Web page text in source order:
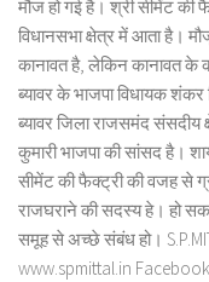
मौज हो गई है। श्री सीमेंट की
विधानसभा क्षेत्र में आता है।
कानावत है, लेकिन कानावत के
ब्यावर के भाजपा विधायक
ब्यावर जिला राजसमंद संसदीय
कुमारी भाजपा की सांसद है।
सीमेंट की फैक्ट्री की वजह से
राजघराने की सदस्य हे। हो
समूह से अच्छे संबंध हो।
www.spmittal.in